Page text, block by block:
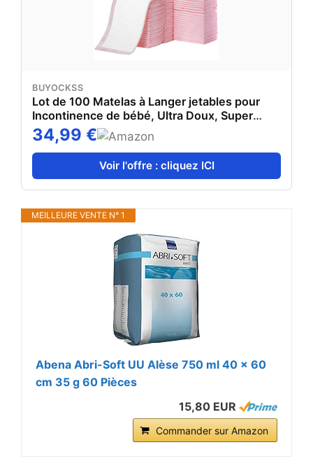
BUYOCKSS
Lot de 100 Matelas à Langer jetables pour
Incontinence de bébé, Ultra Doux, Super
Absorbant, imperméable, 33 x 45,7 cm
34,99 €
Voir l'offre : cliquez ICI
MEILLEURE VENTE N° 1
Abena Abri-Soft UU Alèse 750 ml 40 x 60
cm 35 g 60 Pièces
15,80 EUR
Commander sur Amazon